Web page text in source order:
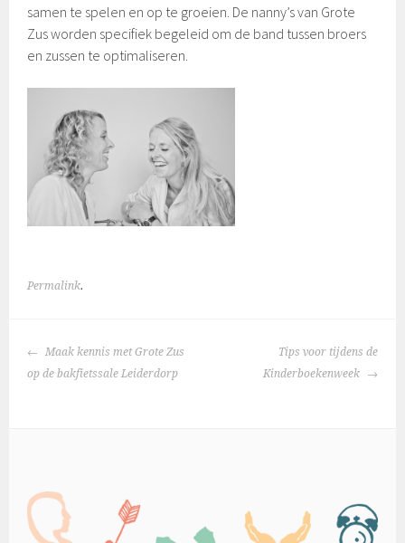
samen te spelen en op te groeien. De nanny’s van Grote
Zus worden specifiek begeleid om de band tussen broers
en zussen te optimaliseren.
Permalink.
BERICHTNAVIGATIE
Maak kennis met Grote Zus
op de bakfietssale Leiderdorp
Tips voor tijdens de
Kinderboekenweek